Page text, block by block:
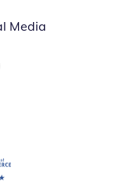
Media
Fenster
in neuem Fenster